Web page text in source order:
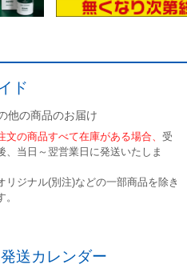
ド
他の商品のお届け
文の商品すべて在庫がある場合、 受
、当日～翌営業日に発送いたしま
リジナル(別注)などの一部商品を除き
。
送カレンダー